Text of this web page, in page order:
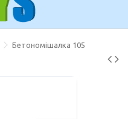
Бетономішалка 105